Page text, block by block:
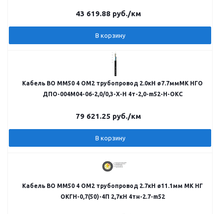
43 619.88 руб./км
В корзину
Кабель ВО MM50 4 OM2 трубопровод 2.0кН ø7.7ммМК НГО
ДПО-004М04-06-2,0/0,3-Х-Н 4т-2,0-m52-Н-ОКС
79 621.25 руб./км
В корзину
Кабель ВО MM50 4 OM2 трубопровод 2.7кН ø11.1мм МК НГ
ОКГН-0,7(50)-4П 2,7кН 4тн-2.7-m52